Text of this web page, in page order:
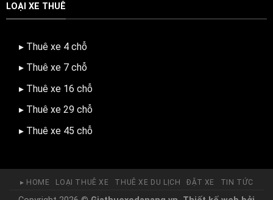
LOẠI XE THUÊ
▸ Thuê xe 4 chỗ
▸ Thuê xe 7 chỗ
▸ Thuê xe 16 chỗ
▸ Thuê xe 29 chỗ
▸ Thuê xe 45 chỗ
▸ HOME LOẠI THUÊ XE THUÊ XE DU LỊCH ĐẶT XE TIN TỨC